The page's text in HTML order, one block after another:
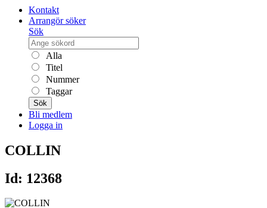
Kontakt
Arrangör söker
Sök
Alla
Titel
Nummer
Taggar
Sök
Bli medlem
Logga in
COLLIN
Id: 12368